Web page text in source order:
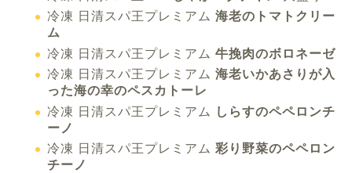
冷凍 日清スパ王プレミアム 海老のトマトクリー
ム
冷凍 日清スパ王プレミアム 牛挽肉のボロネーゼ
冷凍 日清スパ王プレミアム 海老いかあさりが入
った海の幸のペスカトーレ
冷凍 日清スパ王プレミアム
しらすのペペロンチ
ーノ
冷凍 日清スパ王プレミアム 彩り野菜のペペロン
チーノ